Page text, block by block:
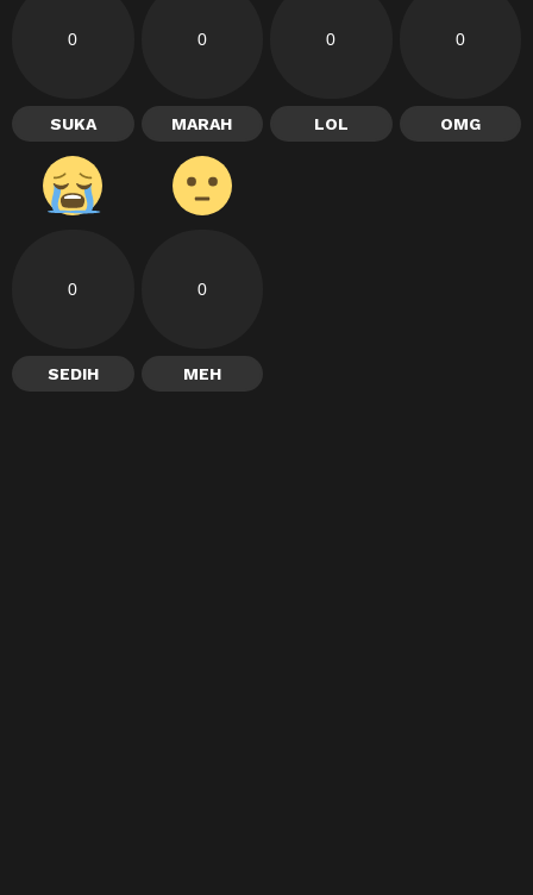
0
SUKA
0
MARAH
0
LOL
0
OMG
0
SEDIH
0
MEH